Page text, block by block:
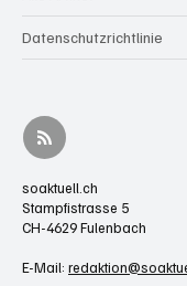
Datenschutzrichtlinie
soaktuell.ch
Stampfistrasse 5
CH-4629 Fulenbach
E-Mail: